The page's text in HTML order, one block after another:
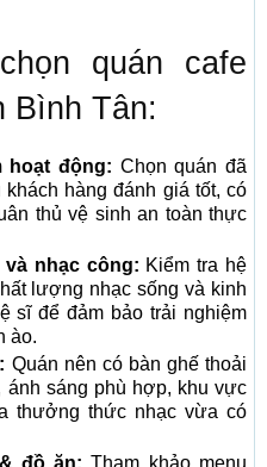
quán cafe
Bình Tân:
hoạt động: Chọn quán đã
hàng đánh giá tốt, có
thủ vệ sinh an toàn thực
nhạc công: Kiểm tra hệ
lượng nhạc sống và kinh
sĩ để đảm bảo trải nghiệm
ào.
Quán nên có bàn ghế thoải
ánh sáng phù hợp, khu vực
thưởng thức nhạc vừa có
đồ ăn: Tham khảo menu